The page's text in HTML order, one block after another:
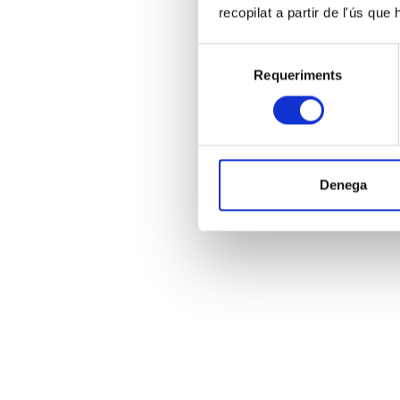
recopilat a partir de l'ús que
consentiment
Requeriments
Denega